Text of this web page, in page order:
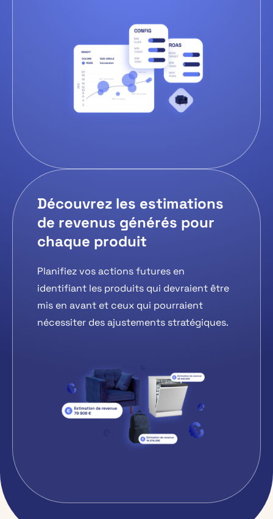
Découvrez les estimations
de revenus générés pour
chaque produit
Planifiez vos actions futures en
identifiant les produits qui devraient être
mis en avant et ceux qui pourraient
nécessiter des ajustements stratégiques.